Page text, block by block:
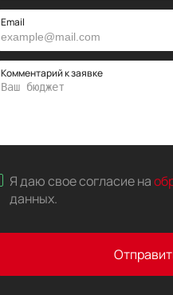
Email
Комментарий к заявке
Я даю свое согласие на
данных.